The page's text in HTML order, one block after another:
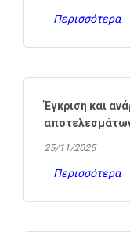
Περισσότερα
Έγκριση και
25/11/2025
Περισσότερα